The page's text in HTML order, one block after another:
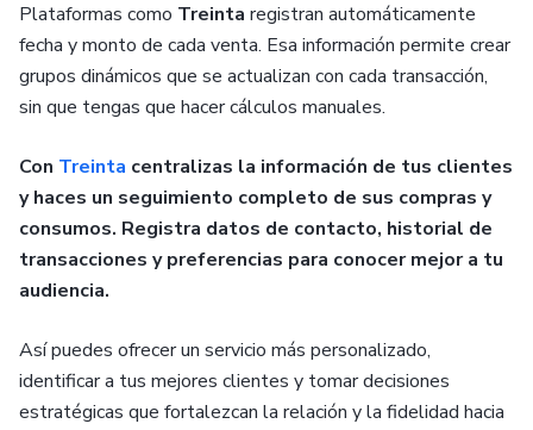
Plataformas como Treinta registran automáticamente
fecha y monto de cada venta. Esa información permite crear
grupos dinámicos que se actualizan con cada transacción,
sin que tengas que hacer cálculos manuales.
Con Treinta centralizas la información de tus clientes
y haces un seguimiento completo de sus compras y
consumos. Registra datos de contacto, historial de
transacciones y preferencias para conocer mejor a tu
audiencia.
Así puedes ofrecer un servicio más personalizado,
identificar a tus mejores clientes y tomar decisiones
estratégicas que fortalezcan la relación y la fidelidad hacia